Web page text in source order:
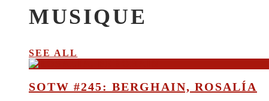
MUSIQUE
SEE ALL
SOTW #245: BERGHAIN, ROSALÍA